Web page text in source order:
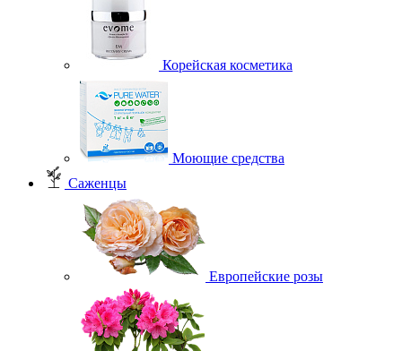
Корейская косметика
Моющие средства
Саженцы
Европейские розы